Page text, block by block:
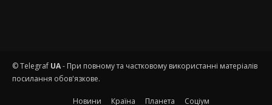
© Telegraf UA- При повному та частковому використанні матеріалів
посилання обов'язкове.
Новини Країна Планета Соціум